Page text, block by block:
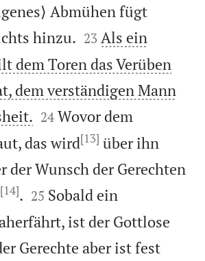
Abmühen fügt
hinzu. 

23 Als ein
dem Toren das Verüben
dem verständigen Mann


24 Wovor dem
das wird[13] über ihn
der Wunsch der Gerechten
[14]. 

25 Sobald ein
ist der Gottlose
Gerechte aber ist fest